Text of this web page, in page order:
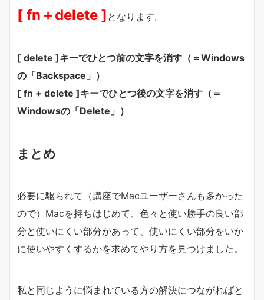
[ fn＋delete ] となります。
[ delete ]キーでひとつ前の文字を消す（＝Windows
の「Backspace」）
[ fn + delete ]キーでひとつ後の文字を消す（＝
Windowsの「Delete」）
まとめ
必要に駆られて（講座でMacユーザーさんも多かった
ので）Macを持ちはじめて、色々と使い勝手の良い部
分と使いにくい部分があって、使いにくい部分をいか
に使いやすくするかを求めてやり方を見つけました。
私と同じように悩まれている方の解決につながればと